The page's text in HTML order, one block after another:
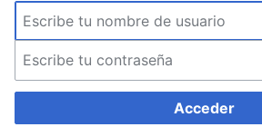
Acceder